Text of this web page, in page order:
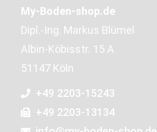
My-Boden-shop.de
Dipl.-Ing. Markus Blümel
Albin-Köbisstr. 15 A
51147 Köln
+49 2203-15243
+49 2203-13134